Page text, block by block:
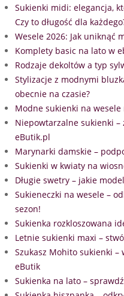
Sukienki midi: elegancja,
Czy to długość dla
Wesele 2026: Jak uniknąć
Komplety basic na lato w
Rodzaje dekoltów a typ
Stylizacje z modnymi
obecnie na czasie?
Modne sukienki na
Niepowtarzalne sukienki –
eButik.pl
Marynarki damskie –
Sukienki w kwiaty na
Długie swetry – jakie
Sukieneczki na wesele –
sezon!
Sukienka rozkloszowana
Letnie sukienki maxi –
Szukasz Mohito sukienki
eButik
Sukienka na lato –